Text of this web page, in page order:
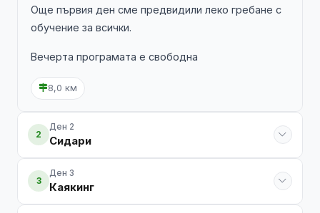
Още първия ден сме предвидили леко гребане с
обучение за всички.
Вечерта програмата е свободна
8,0 км
2
Ден 2
Сидари
3
Ден 3
Каякинг